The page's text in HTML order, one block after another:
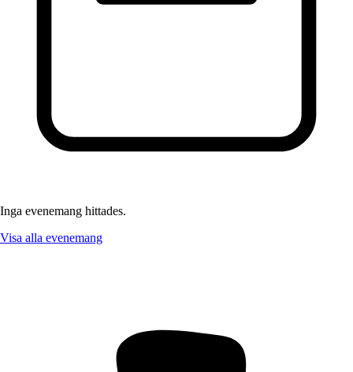
Inga evenemang hittades.
Visa alla evenemang